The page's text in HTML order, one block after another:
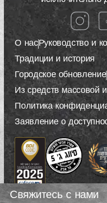
О насРуководство и
Традиции и история
Городское обновление
Из средств массовой
Политика
Заявление о
Свяжитесь с нами